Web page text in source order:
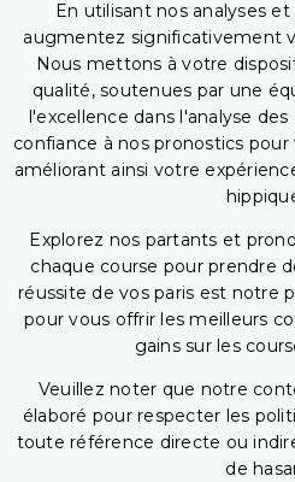
En utilisant nos analyses
augmentez significativement
Nous mettons à votre
qualité, soutenues par une
l'excellence dans l'analyse
confiance à nos pronostics
améliorant ainsi votre
Explorez nos partants et
chaque course pour prendre
réussite de vos paris est notre
pour vous offrir les meilleurs
gains sur les
Veuillez noter que notre
élaboré pour respecter les
toute référence directe ou
de